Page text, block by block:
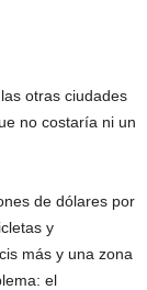
otras ciudades
no costaría ni un
de dólares por
y
más y una zona
el